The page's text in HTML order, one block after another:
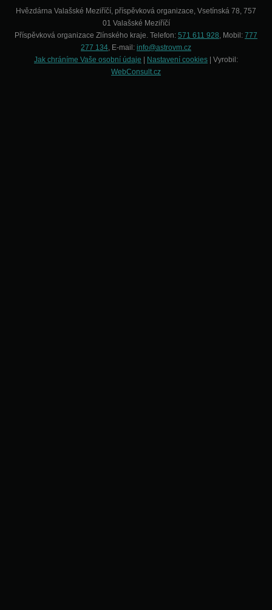
Hvězdárna Valašské Meziříčí, příspěvková organizace, Vsetínská 78, 757
01 Valašské Meziříčí
Příspěvková organizace Zlínského kraje. Telefon: 571 611 928 , Mobil: 777
277 134 , E-mail: info@astrovm.cz
Jak chráníme Vaše osobní údaje | Nastavení cookies | Vyrobil:
WebConsult.cz